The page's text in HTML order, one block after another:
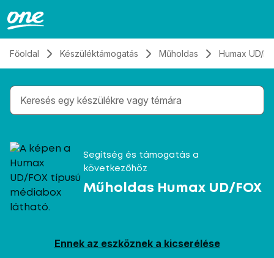
Főoldal Készüléktámogatás Műholdas Humax UD/
Gépelés közben megjelennek a keresési
Segítség és támogatás a
következőhöz
Műholdas Humax UD/FOX
Ennek az eszköznek a kicserélése